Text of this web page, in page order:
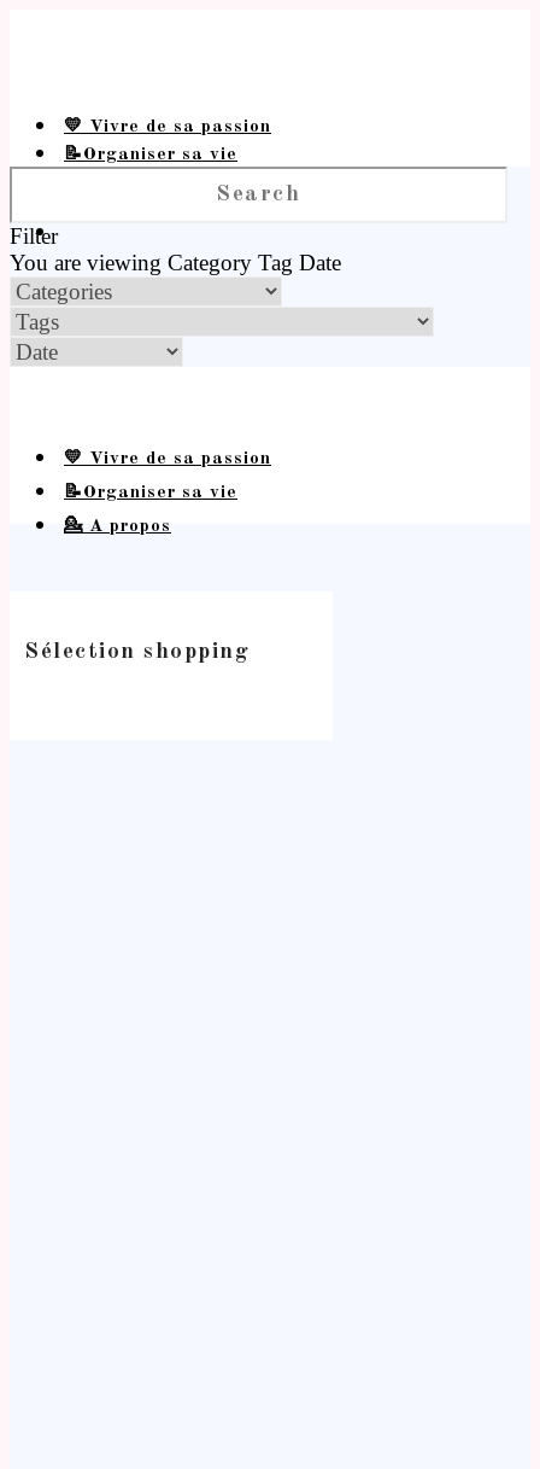
💛 Vivre de sa passion
📝Organiser sa vie
Filter
You are viewing Category Tag Date
💛 Vivre de sa passion
📝Organiser sa vie
💁 A propos
Sélection shopping